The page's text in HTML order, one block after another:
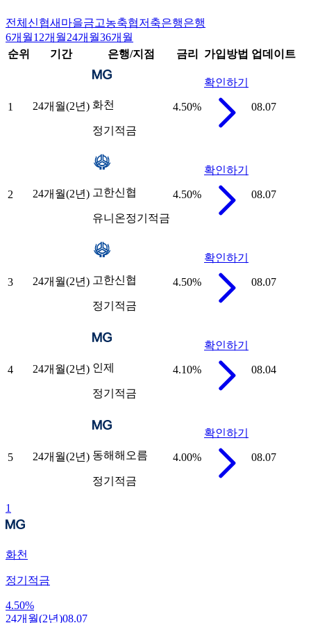
전체 신협새마을금고농축협저축은행은행
6개월12개월24개월36개월
순위
기간 은행/지점 금리 가입방법 업데이트
1 24개월(2년) 화천
정기적금
4.50%
확인하기
08.07
2 24개월(2년) 고한신협
유니온정기적금
4.50%
확인하기
08.07
3 24개월(2년) 고한신협
정기적금
4.50%
확인하기
08.07
4 24개월(2년) 인제
정기적금
4.10%
확인하기
08.04
5 24개월(2년) 동해해오름
정기적금
4.00%
확인하기
08.07
1
화천
정기적금
4.50%
24개월(2년)08.07